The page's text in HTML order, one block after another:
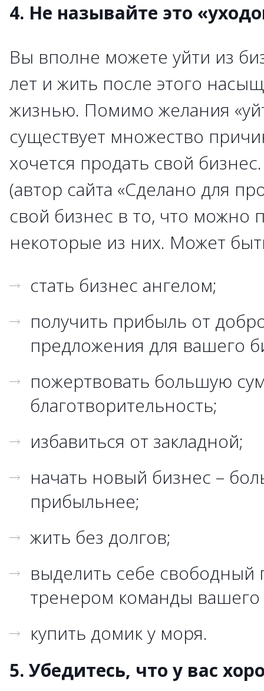
4. Не называйте это
Вы вполне можете уйти из
лет и жить после этого
жизнью. Помимо желания
существует множество
хочется продать свой
(автор сайта «Сделано для
свой бизнес в то, что можно
некоторые из них. Может
стать бизнес ангелом;
получить прибыль от
предложения для вашего
пожертвовать большую
благотворительность;
избавиться от закладной;
начать новый бизнес –
прибыльнее;
жить без долгов;
выделить себе свободный
тренером команды вашего
купить домик у моря.
5. Убедитесь, что у вас